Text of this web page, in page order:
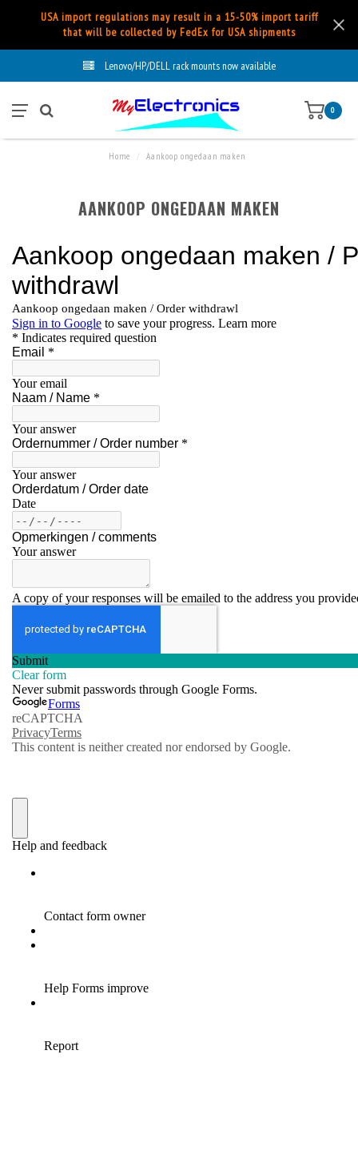
USA import regulations may result in a 15-50% import tariff
that will be collected by FedEx for USA shipments
Lenovo/HP/DELL rack mounts now available
0
Home Aankoop ongedaan maken
AANKOOP ONGEDAAN MAKEN